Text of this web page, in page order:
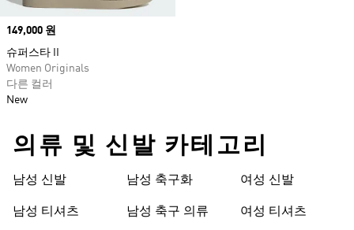
Price
149,000 원
슈퍼스타 II
Women Originals
다른 컬러
New
의류 및 신발 카테고리
남성 신발
남성 티셔츠
남성 축구화
남성 축구 의류
여성 신발
여성 티셔츠